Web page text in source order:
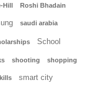
Hill Roshi Bhadain
saudi arabia
School
shooting shopping
smart city